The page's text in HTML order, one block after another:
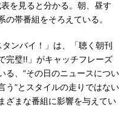
を見ると分かる。朝、昼す
の帯番組をそろえている。
ンバイ！」は、「聴く朝刊
完璧!!」がキャッチフレーズ
る、”その日のニュースについ
う”とスタイルの走りではない
ざまな番組に影響を与えてい